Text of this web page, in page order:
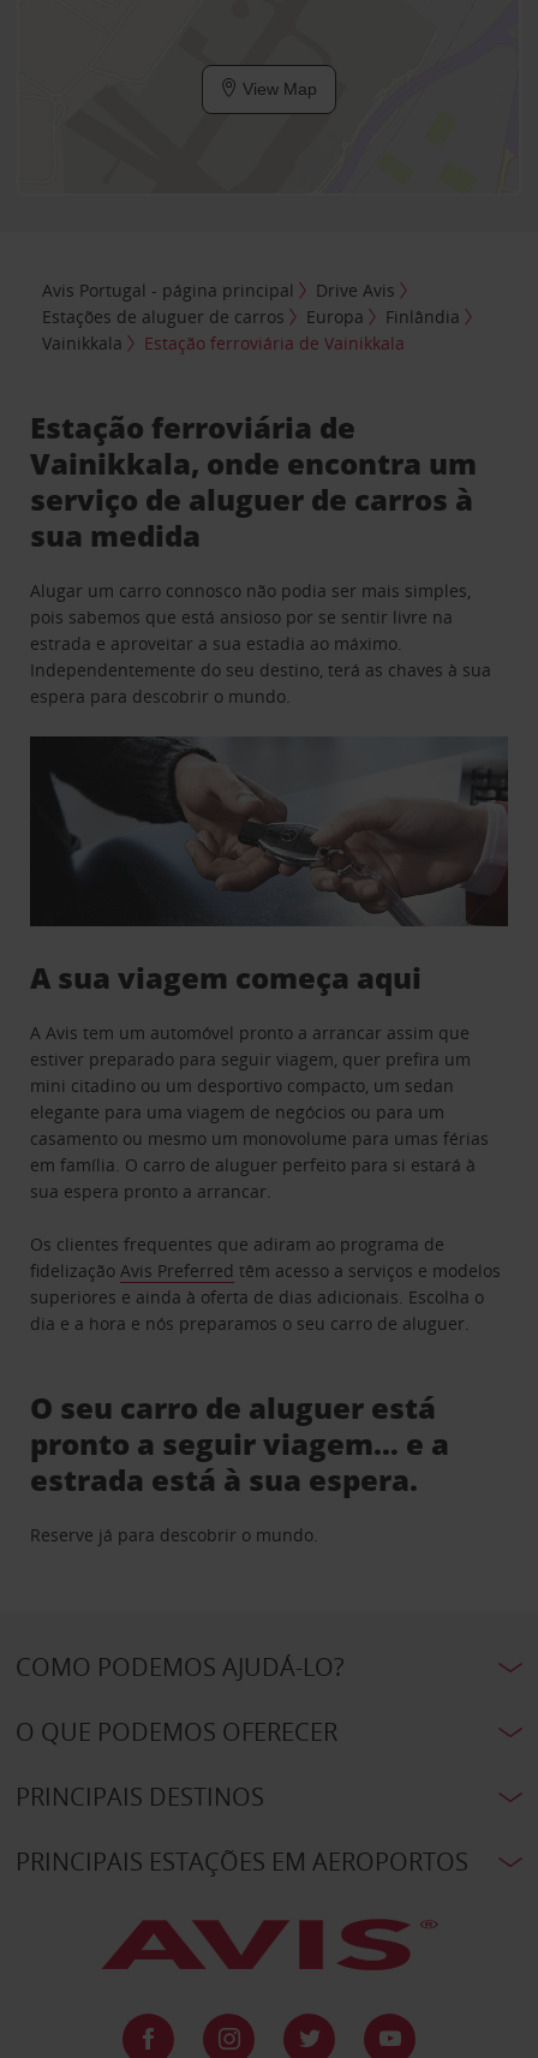
View Map
Avis Portugal - página principal
Drive Avis
Estações de aluguer de carros
Europa
Finlândia
Vainikkala
Estação ferroviária de Vainikkala
Estação ferroviária de
Vainikkala, onde encontra um
serviço de aluguer de carros à
sua medida
Alugar um carro connosco não podia ser mais simples,
pois sabemos que está ansioso por se sentir livre na
estrada e aproveitar a sua estadia ao máximo.
Independentemente do seu destino, terá as chaves à sua
espera para descobrir o mundo.
A sua viagem começa aqui
A Avis tem um automóvel pronto a arrancar assim que
estiver preparado para seguir viagem, quer prefira um
mini citadino ou um desportivo compacto, um sedan
elegante para uma viagem de negócios ou para um
casamento ou mesmo um monovolume para umas férias
em família. O carro de aluguer perfeito para si estará à
sua espera pronto a arrancar.
Os clientes frequentes que adiram ao programa de
fidelizaçãoAvis Preferred têm acesso a serviços e modelos
superiores e ainda à oferta de dias adicionais. Escolha o
dia e a hora e nós preparamos o seu carro de aluguer.
O seu carro de aluguer está
pronto a seguir viagem… e a
estrada está à sua espera.
Reserve já para descobrir o mundo.
COMO PODEMOS AJUDÁ-LO?
O QUE PODEMOS OFERECER
PRINCIPAIS DESTINOS
PRINCIPAIS ESTAÇÕES EM AEROPORTOS